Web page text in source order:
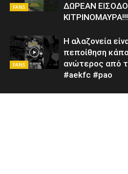
FANS
ΔΩΡΕΑΝ
ΚΙΤΡΙΝΟΜΑΥΡΑ!!!
FANS
Η αλαζονεία
πεποίθηση
ανώτερος από
#aekfc #pao